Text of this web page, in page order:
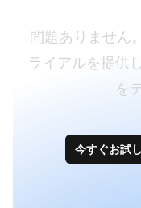
問題ありません
ライアルを提供
を
今すぐお試